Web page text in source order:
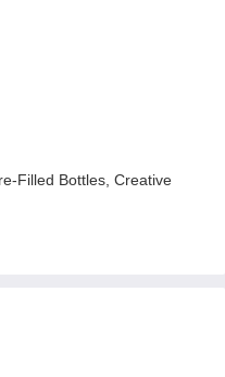
Filled Bottles, Creative